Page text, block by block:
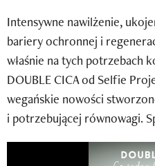
Inspiracje
Recenzje kosmetyków
Klub Recenzentki
Newsy
Newsletter
Intensywne nawilżenie,
bariery ochronnej i
właśnie na tych potrzebach
DOUBLE CICA od Selfie
wegańskie nowości
i potrzebującej równowagi.